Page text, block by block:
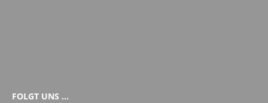
FOLGT UNS …